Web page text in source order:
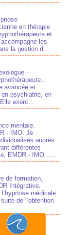
en thérapie
et
les
la gestion d...
-
avancée et
psychiatrie, en
exerc...
mentale,
- IMO. Je
auprès
différentes
EMDR - IMO......
de formation,
Intégrative.
médicale
de l’obtention
Nîmes dans le